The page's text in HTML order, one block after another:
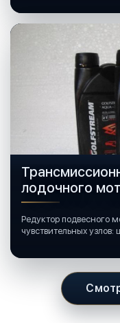
лодочного
Редуктор подвесного
чувствительных узлов: